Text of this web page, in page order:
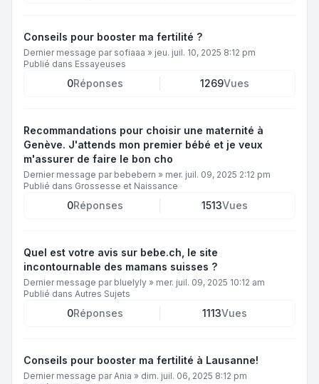
Conseils pour booster ma fertilité ?
Dernier message par sofiaaa » jeu. juil. 10, 2025 8:12 pm
Publié dans Essayeuses
0Réponses 1269Vues
Recommandations pour choisir une maternité à
Genève. J'attends mon premier bébé et je veux
m'assurer de faire le bon cho
Dernier message par bebebern » mer. juil. 09, 2025 2:12 pm
Publié dans Grossesse et Naissance
0Réponses 1513Vues
Quel est votre avis sur bebe.ch, le site
incontournable des mamans suisses ?
Dernier message par bluelyly » mer. juil. 09, 2025 10:12 am
Publié dans Autres Sujets
0Réponses 1113Vues
Conseils pour booster ma fertilité à Lausanne!
Dernier message parAnia » dim. juil. 06, 2025 8:12 pm